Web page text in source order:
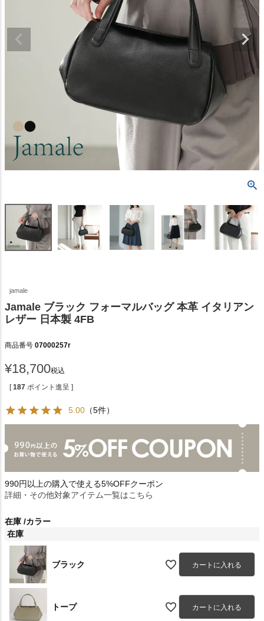
jamale
Jamale ブラック フォーマルバッグ 本革 イタリアン
レザー 日本製 4FB
商品番号 07000257r
¥18,700税込
[ 187 ポイント進呈 ]
5.00 （5件）
990円以上の購入で使える5%OFFクーポン
詳細・その他対象アイテム一覧はこちら
在庫 カラー
在庫
ブラック カートに入れる
トープ カートに入れる